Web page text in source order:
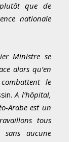
que de
nationale
Ministre se
alors qu’en
le
A l’hôpital,
Arabe est un
tous
sans aucune